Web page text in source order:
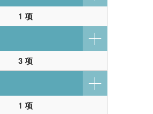
1 项
3 项
1 项